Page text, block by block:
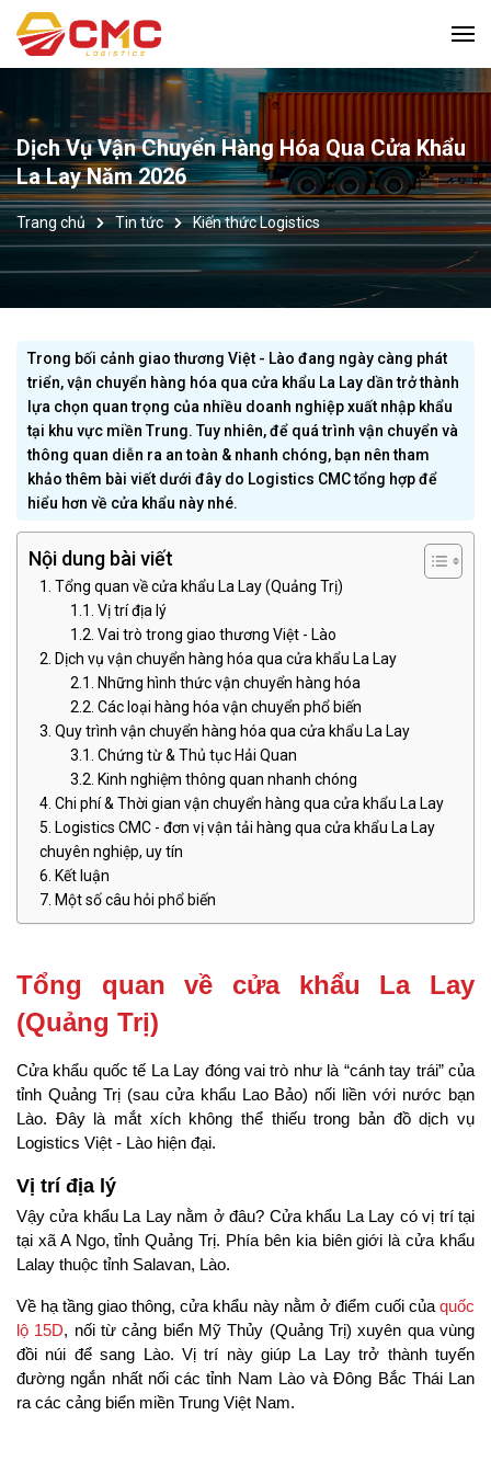
Dịch Vụ Vận Chuyển Hàng Hóa Qua Cửa Khẩu
La Lay Năm 2026
Trang chủ Tin tức Kiến thức Logistics
Trong bối cảnh giao thương Việt - Lào đang ngày càng phát
triển, vận chuyển hàng hóa qua cửa khẩu La Lay dần trở thành
lựa chọn quan trọng của nhiều doanh nghiệp xuất nhập khẩu
tại khu vực miền Trung. Tuy nhiên, để quá trình vận chuyển và
thông quan diễn ra an toàn & nhanh chóng, bạn nên tham
khảo thêm bài viết dưới đây do Logistics CMC tổng hợp để
hiểu hơn về cửa khẩu này nhé.
Nội dung bài viết
Tổng quan về cửa khẩu La Lay (Quảng Trị)
Vị trí địa lý
Vai trò trong giao thương Việt - Lào
Dịch vụ vận chuyển hàng hóa qua cửa khẩu La Lay
Những hình thức vận chuyển hàng hóa
Các loại hàng hóa vận chuyển phổ biến
Quy trình vận chuyển hàng hóa qua cửa khẩu La Lay
Chứng từ & Thủ tục Hải Quan
Kinh nghiệm thông quan nhanh chóng
Chi phí & Thời gian vận chuyển hàng qua cửa khẩu La Lay
Logistics CMC - đơn vị vận tải hàng qua cửa khẩu La Lay
chuyên nghiệp, uy tín
Kết luận
Một số câu hỏi phổ biến
Tổng quan về cửa khẩu La Lay
(Quảng Trị)
Cửa khẩu quốc tế La Lay đóng vai trò như là “cánh tay trái” của
tỉnh Quảng Trị (sau cửa khẩu Lao Bảo) nối liền với nước bạn
Lào. Đây là mắt xích không thể thiếu trong bản đồ dịch vụ
Logistics Việt - Lào hiện đại.
Vị trí địa lý
Vậy cửa khẩu La Lay nằm ở đâu? Cửa khẩu La Lay có vị trí tại
tại xã A Ngo, tỉnh Quảng Trị. Phía bên kia biên giới là cửa khẩu
Lalay thuộc tỉnh Salavan, Lào.
Về hạ tầng giao thông, cửa khẩu này nằm ở điểm cuối của quốc
lộ 15D, nối từ cảng biển Mỹ Thủy (Quảng Trị) xuyên qua vùng
đồi núi để sang Lào. Vị trí này giúp La Lay trở thành tuyến
đường ngắn nhất nối các tỉnh Nam Lào và Đông Bắc Thái Lan
ra các cảng biển miền Trung Việt Nam.